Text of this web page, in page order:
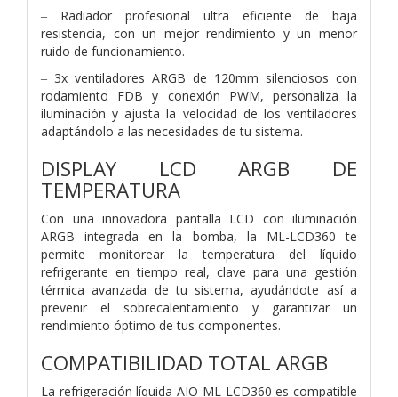
‒ Radiador profesional ultra eficiente de baja
resistencia, con un mejor rendimiento y un menor
ruido de funcionamiento.
‒ 3x ventiladores ARGB de 120mm silenciosos con
rodamiento FDB y conexión PWM, personaliza la
iluminación y ajusta la velocidad de los ventiladores
adaptándolo a las necesidades de tu sistema.
DISPLAY LCD ARGB DE
TEMPERATURA
Con una innovadora pantalla LCD con iluminación
ARGB integrada en la bomba, la ML-LCD360 te
permite monitorear la temperatura del líquido
refrigerante en tiempo real, clave para una gestión
térmica avanzada de tu sistema, ayudándote así a
prevenir el sobrecalentamiento y garantizar un
rendimiento óptimo de tus componentes.
COMPATIBILIDAD TOTAL ARGB
La refrigeración líquida AIO ML-LCD360 es compatible